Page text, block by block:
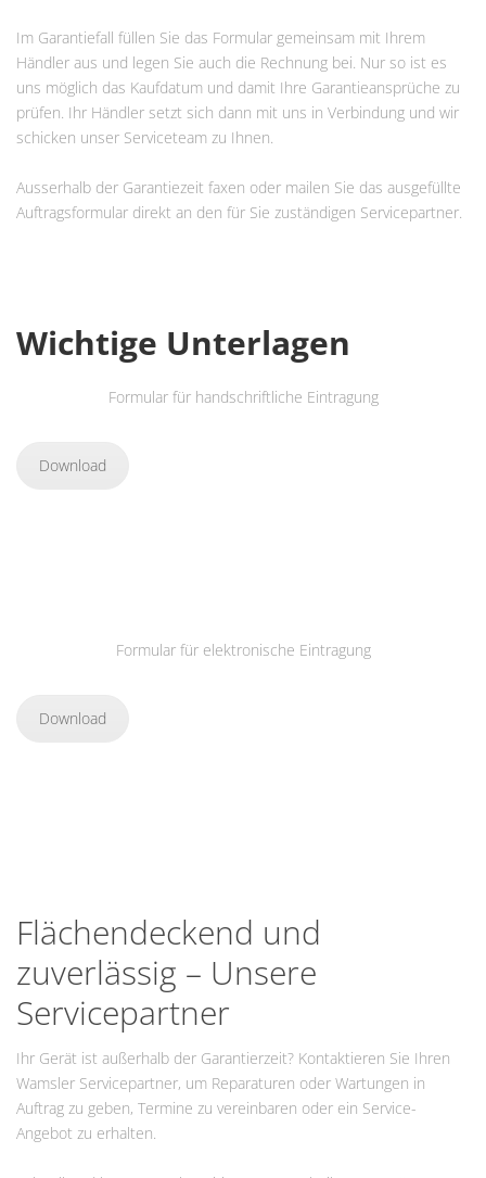
Im Garantiefall füllen Sie das Formular gemeinsam mit Ihrem
Händler aus und legen Sie auch die Rechnung bei. Nur so ist es
uns möglich das Kaufdatum und damit Ihre Garantieansprüche zu
prüfen. Ihr Händler setzt sich dann mit uns in Verbindung und wir
schicken unser Serviceteam zu Ihnen.
Ausserhalb der Garantiezeit faxen oder mailen Sie das ausgefüllte
Auftragsformular direkt an den für Sie zuständigen Servicepartner.
Wichtige Unterlagen
Formular für handschriftliche Eintragung
Download
Formular für elektronische Eintragung
Download
Flächendeckend und
zuverlässig – Unsere
Servicepartner
Ihr Gerät ist außerhalb der Garantierzeit? Kontaktieren Sie Ihren
Wamsler Servicepartner, um Reparaturen oder Wartungen in
Auftrag zu geben, Termine zu vereinbaren oder ein Service-
Angebot zu erhalten.